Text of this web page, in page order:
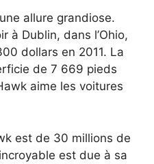
allure grandiose.
à Dublin, dans l’Ohio,
dollars en 2011. La
de 7 669 pieds
aime les voitures
est de 30 millions de
est due à sa